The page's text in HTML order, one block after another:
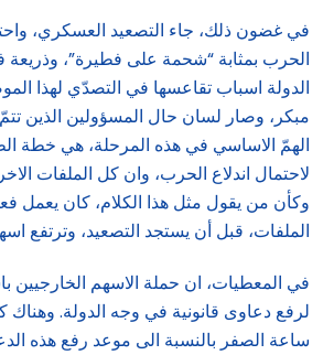
في غضون ذلك، جاء التصعيد العسكري،
الحرب بمثابة “شحمة على فطيرة”، وذريعة
الدولة اسباب تقاعسها في التصدّي لهذا
مبكر، وصار لسان حال المسؤولين الذين
الهمّ الاساسي في هذه المرحلة، هي خطة
لاحتمال اندلاع الحرب، وان كل الملفات
وكأن من يقول مثل هذا الكلام، كان يعمل
الملفات، قبل أن يستجد التصعيد، وترتفع
في المعطيات، ان حملة الاسهم الخارجيين
لرفع دعاوى قانونية في وجه الدولة. وهناك
ساعة الصفر بالنسبة الى موعد رفع هذه